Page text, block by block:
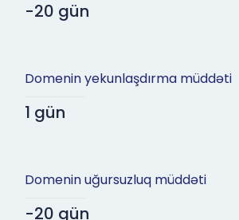
-20 gün
Domenin yekunlaşdırma müddəti
1 gün
Domenin uğursuzluq müddəti
-20 gün